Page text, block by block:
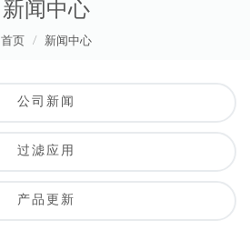
新闻中心
首页 新闻中心
公司新闻
过滤应用
产品更新